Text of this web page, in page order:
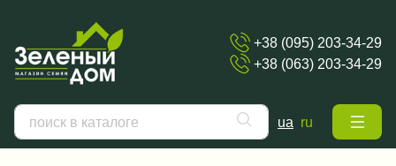
+38 (095) 203-34-29
+38 (063) 203-34-29
ua ru